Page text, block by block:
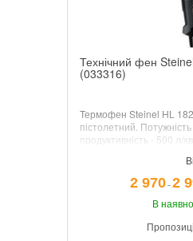
Технічний фен
(033316)
Термофен Steinel HL
пістолетний.
продуктивність - 500 л/
Регулювань
Мінімальна температура
Максимальна2 970¯2
В